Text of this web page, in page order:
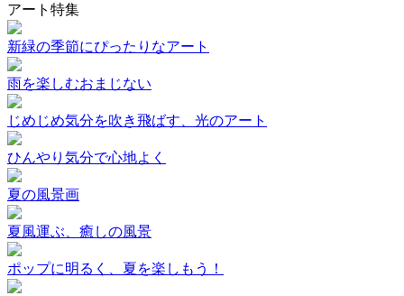
アート特集
新緑の季節にぴったりなアート
雨を楽しむおまじない
じめじめ気分を吹き飛ばす、光のアート
ひんやり気分で心地よく
夏の風景画
夏風運ぶ、癒しの風景
ポップに明るく、夏を楽しもう！